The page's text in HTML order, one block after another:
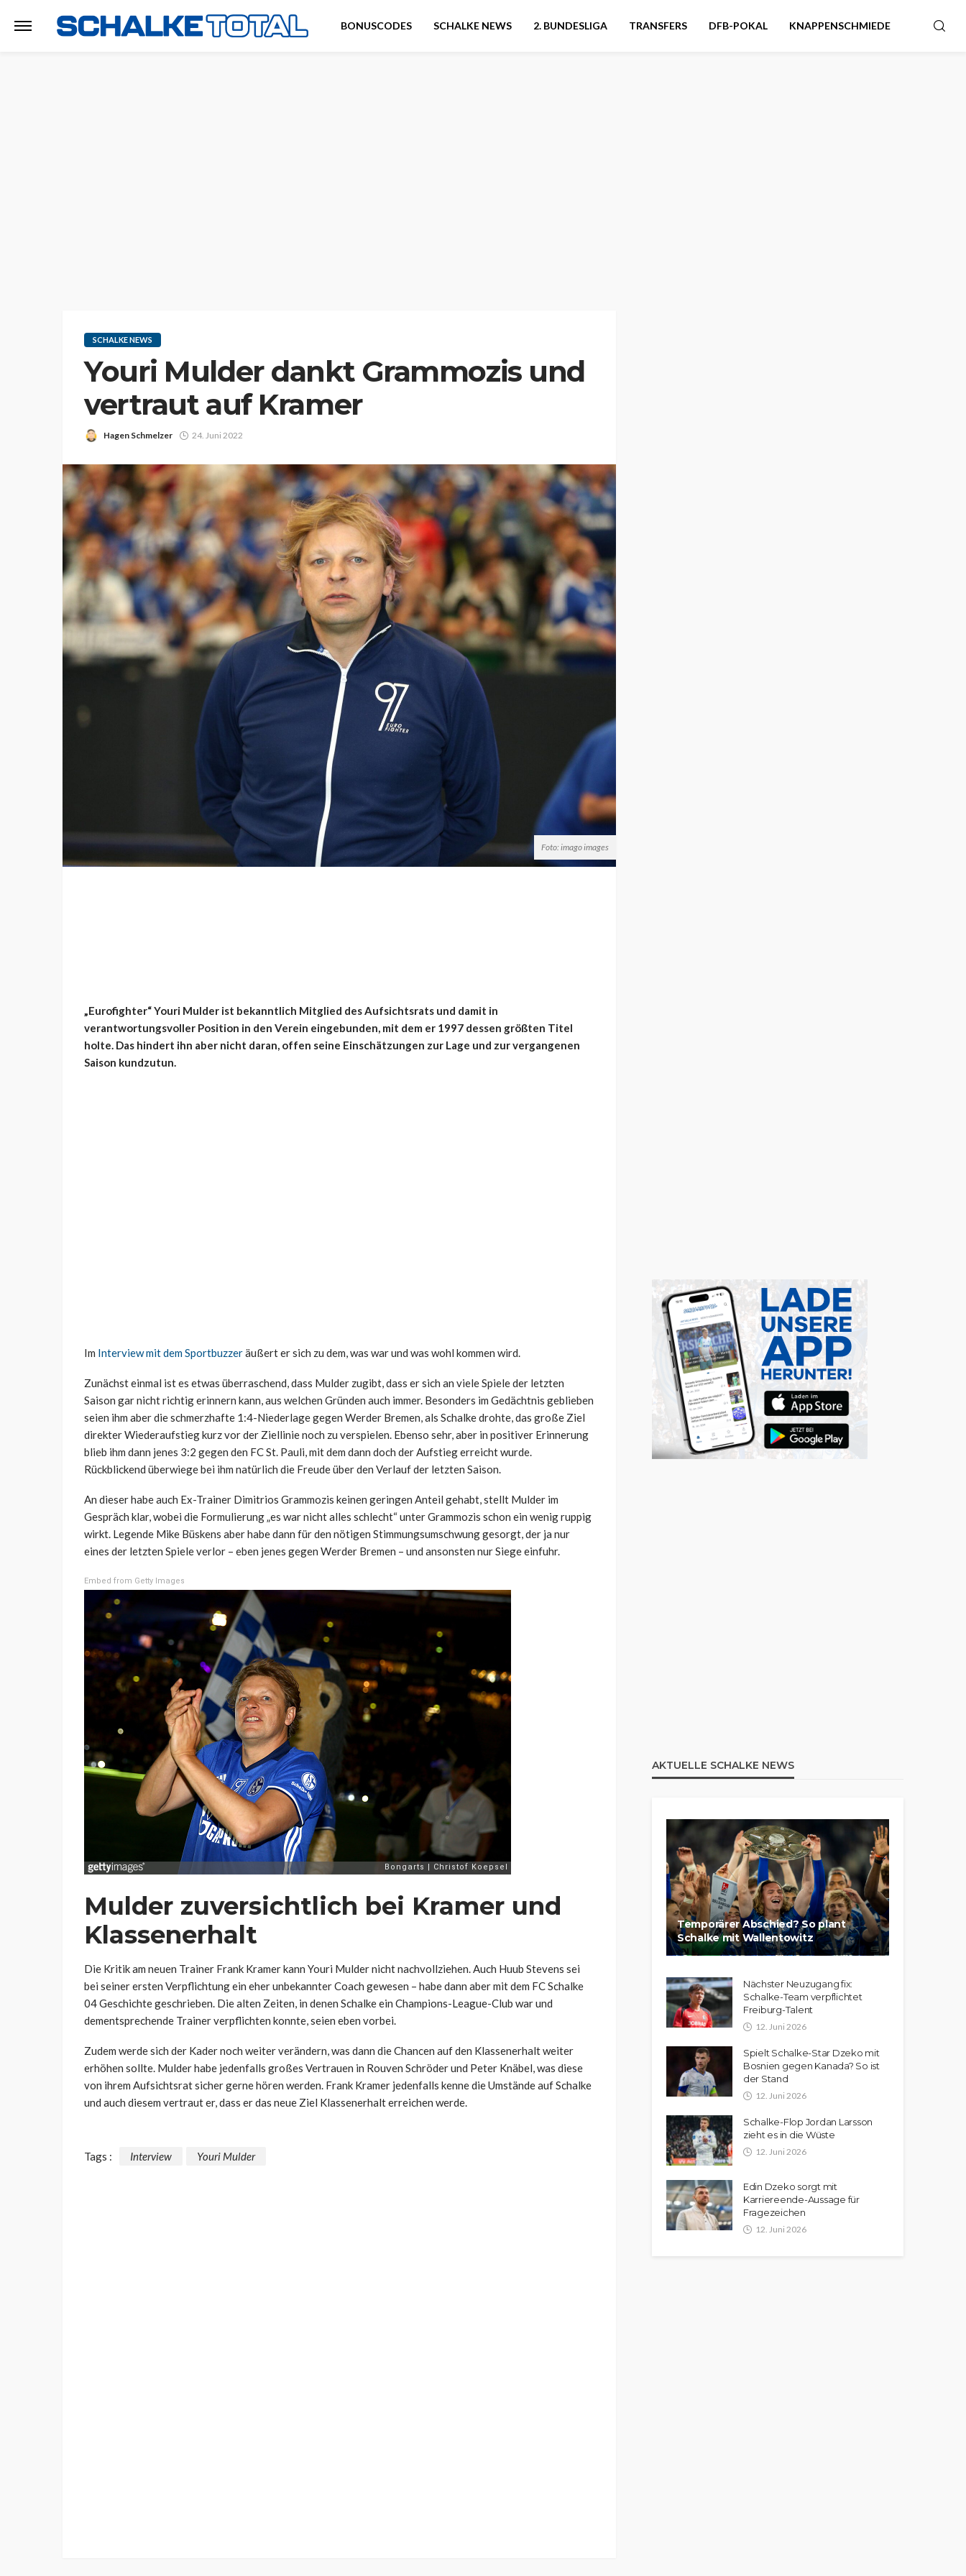
BONUSCODES SCHALKE NEWS 2. BUNDESLIGA TRANSFERS DFB-POKAL KNAPPENSCHMIEDE
SCHALKE NEWS
Youri Mulder dankt Grammozis und
vertraut auf Kramer
Hagen Schmelzer 24. Juni 2022
Foto: imago images
„Eurofighter“ Youri Mulder ist bekanntlich Mitglied des Aufsichtsrats und damit in
verantwortungsvoller Position in den Verein eingebunden, mit dem er 1997 dessen größten Titel
holte. Das hindert ihn aber nicht daran, offen seine Einschätzungen zur Lage und zur vergangenen
Saison kundzutun.
Im Interview mit dem Sportbuzzeräußert er sich zu dem, was war und was wohl kommen wird.
Zunächst einmal ist es etwas überraschend, dass Mulder zugibt, dass er sich an viele Spiele der letzten
Saison gar nicht richtig erinnern kann, aus welchen Gründen auch immer. Besonders im Gedächtnis geblieben
seien ihm aber die schmerzhafte 1:4-Niederlage gegen Werder Bremen, als Schalke drohte, das große Ziel
direkter Wiederaufstieg kurz vor der Ziellinie noch zu verspielen. Ebenso sehr, aber in positiver Erinnerung
blieb ihm dann jenes 3:2 gegen den FC St. Pauli, mit dem dann doch der Aufstieg erreicht wurde.
Rückblickend überwiege bei ihm natürlich die Freude über den Verlauf der letzten Saison.
An dieser habe auch Ex-Trainer Dimitrios Grammozis keinen geringen Anteil gehabt, stellt Mulder im
Gespräch klar, wobei die Formulierung „es war nicht alles schlecht“ unter Grammozis schon ein wenig ruppig
wirkt. Legende Mike Büskens aber habe dann für den nötigen Stimmungsumschwung gesorgt, der ja nur
eines der letzten Spiele verlor – eben jenes gegen Werder Bremen – und ansonsten nur Siege einfuhr.
Embed from Getty Images
Mulder zuversichtlich bei Kramer und
Klassenerhalt
Die Kritik am neuen Trainer Frank Kramer kann Youri Mulder nicht nachvollziehen. Auch Huub Stevens sei
bei seiner ersten Verpflichtung ein eher unbekannter Coach gewesen – habe dann aber mit dem FC Schalke
04 Geschichte geschrieben. Die alten Zeiten, in denen Schalke ein Champions-League-Club war und
dementsprechende Trainer verpflichten konnte, seien eben vorbei.
Zudem werde sich der Kader noch weiter verändern, was dann die Chancen auf den Klassenerhalt weiter
erhöhen sollte. Mulder habe jedenfalls großes Vertrauen in Rouven Schröder und Peter Knäbel, was diese
von ihrem Aufsichtsrat sicher gerne hören werden. Frank Kramer jedenfalls kenne die Umstände auf Schalke
und auch diesem vertraut er, dass er das neue Ziel Klassenerhalt erreichen werde.
Tags : Interview Youri Mulder
AKTUELLE SCHALKE NEWS
Temporärer Abschied? So plant
Schalke mit Wallentowitz
Nächster Neuzugang fix:
Schalke-Team verpflichtet
Freiburg-Talent
12. Juni 2026
Spielt Schalke-Star Dzeko mit
Bosnien gegen Kanada? So ist
der Stand
12. Juni 2026
Schalke-Flop Jordan Larsson
zieht es in die Wüste
12. Juni 2026
Edin Dzeko sorgt mit
Karriereende-Aussage für
Fragezeichen
12. Juni 2026